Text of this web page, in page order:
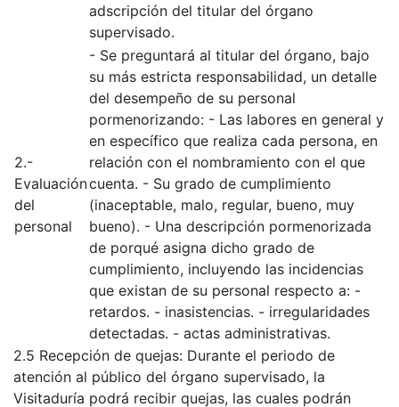
adscripción del titular del órgano
supervisado.
2.-
Evaluación
del
personal
- Se preguntará al titular del órgano, bajo
su más estricta responsabilidad, un detalle
del desempeño de su personal
pormenorizando: - Las labores en general y
en específico que realiza cada persona, en
relación con el nombramiento con el que
cuenta. - Su grado de cumplimiento
(inaceptable, malo, regular, bueno, muy
bueno). - Una descripción pormenorizada
de porqué asigna dicho grado de
cumplimiento, incluyendo las incidencias
que existan de su personal respecto a: -
retardos. - inasistencias. - irregularidades
detectadas. - actas administrativas.
2.5 Recepción de quejas: Durante el periodo de
atención al público del órgano supervisado, la
Visitaduría podrá recibir quejas, las cuales podrán